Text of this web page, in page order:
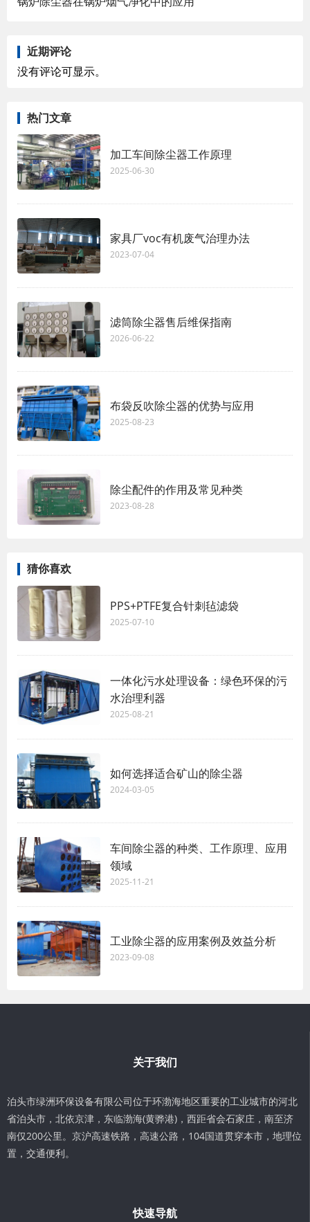
近期评论
没有评论可显示。
热门文章
加工车间除尘器工作原理
2025-06-30
家具厂voc有机废气治理办法
2023-07-04
滤筒除尘器售后维保指南
2026-06-22
布袋反吹除尘器的优势与应用
2025-08-23
除尘配件的作用及常见种类
2023-08-28
猜你喜欢
PPS+PTFE复合针刺毡滤袋
2025-07-10
一体化污水处理设备：绿色环保的污
水治理利器
2025-08-21
如何选择适合矿山的除尘器
2024-03-05
车间除尘器的种类、工作原理、应用
领域
2025-11-21
工业除尘器的应用案例及效益分析
2023-09-08
关于我们
泊头市绿洲环保设备有限公司位于环渤海地区重要的工业城市的河北
省泊头市，北依京津，东临渤海(黄骅港)，西距省会石家庄，南至济
南仅200公里。京沪高速铁路，高速公路，104国道贯穿本市，地理位
置，交通便利。
快速导航